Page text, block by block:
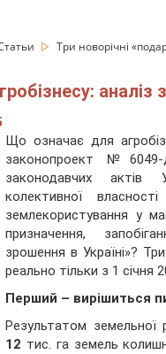
Три новорічні
Що означає для
законопроект
законодавчих актів
колективної
землекористування у
призначення,
зрошення в Україні»?
реально тільки з 1 січня
Перший – вирішиться
Результатом
12 тис. га земель